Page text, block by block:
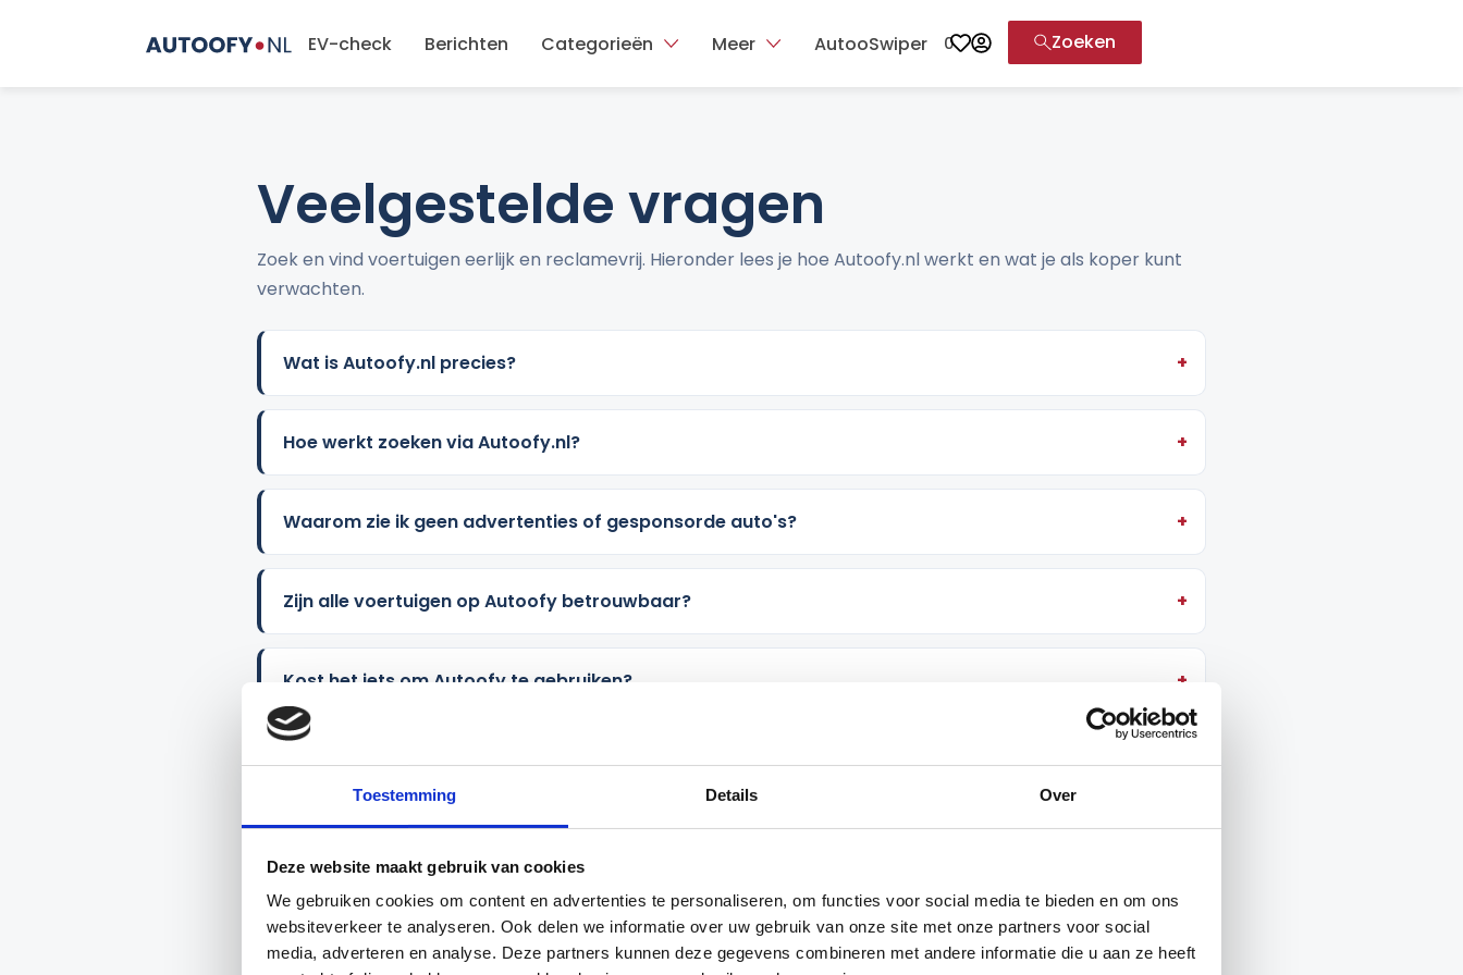
Toestemming Details Over
Deze website maakt gebruik van cookies
We gebruiken cookies om content en advertenties te personaliseren, om functies voor social media te bieden en om ons
websiteverkeer te analyseren. Ook delen we informatie over uw gebruik van onze site met onze partners voor social
media, adverteren en analyse. Deze partners kunnen deze gegevens combineren met andere informatie die u aan ze heeft
EV-check Berichten Categorieën Meer AutooSwiper 0 Zoeken
Veelgestelde vragen
Zoek en vind voertuigen eerlijk en reclamevrij. Hieronder lees je hoe Autoofy.nl werkt en wat je als koper kunt
verwachten.
Wat is Autoofy.nl precies?
Hoe werkt zoeken via Autoofy.nl?
Waarom zie ik geen advertenties of gesponsorde auto's?
Zijn alle voertuigen op Autoofy betrouwbaar?
Kost het iets om Autoofy te gebruiken?
Hoe zorgt AI ervoor dat ik sneller vind wat ik zoek?
Kan ik Autoofy gebruiken op mijn telefoon?